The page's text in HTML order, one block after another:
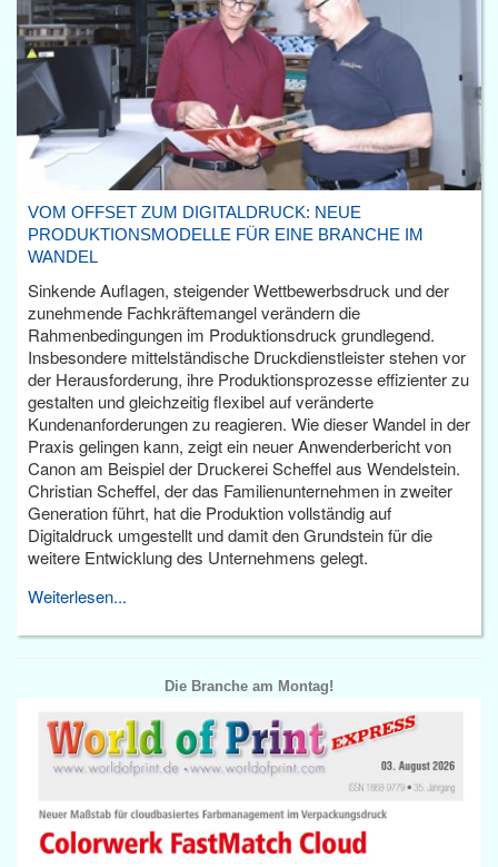
VOM OFFSET ZUM DIGITALDRUCK: NEUE
PRODUKTIONSMODELLE FÜR EINE BRANCHE IM
WANDEL
Sinkende Auflagen, steigender Wettbewerbsdruck und der
zunehmende Fachkräftemangel verändern die
Rahmenbedingungen im Produktionsdruck grundlegend.
Insbesondere mittelständische Druckdienstleister stehen vor
der Herausforderung, ihre Produktionsprozesse effizienter zu
gestalten und gleichzeitig flexibel auf veränderte
Kundenanforderungen zu reagieren. Wie dieser Wandel in der
Praxis gelingen kann, zeigt ein neuer Anwenderbericht von
Canon am Beispiel der Druckerei Scheffel aus Wendelstein.
Christian Scheffel, der das Familienunternehmen in zweiter
Generation führt, hat die Produktion vollständig auf
Digitaldruck umgestellt und damit den Grundstein für die
weitere Entwicklung des Unternehmens gelegt.
Weiterlesen...
Die Branche am Montag!